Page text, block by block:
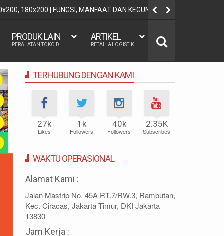
180x200 | FUNGSI, MANFAAT DAN KEGUNAAN
PRODUK LAIN
PERALATAN TOKO DLL
ARTIKEL
RETAIL & LOGISTIK
TERHUBUNG DENGAN KAMI
27k
Likes
1k
Followers
40k
Followers
2.35K
Subscribes
WAKTU OPERASIONAL
Alamat Kami :
Jalan Mastrip No. 45A RT.7/RW.3, Rambutan,
Kec. Ciracas, Jakarta Timur, DKI Jakarta
13830
Jam Kerja :